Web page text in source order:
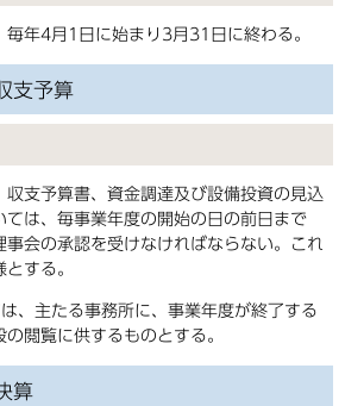
毎年4月1日に始まり3月31日に終わる。
支予算
収支予算書、資金調達及び設備投資の見込
ては、毎事業年度の開始の日の前日まで
事会の承認を受けなければならない。これ
する。
、主たる事務所に、事業年度が終了する
閲覧に供するものとする。
算